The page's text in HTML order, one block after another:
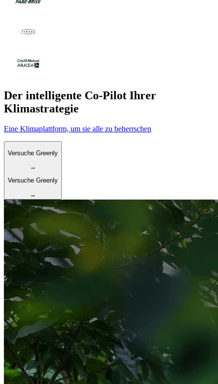
Der intelligente Co-Pilot Ihrer
Klimastrategie
Eine Klimaplattform, um sie alle zu beherrschen
Versuche Greenly
→
Versuche Greenly
→